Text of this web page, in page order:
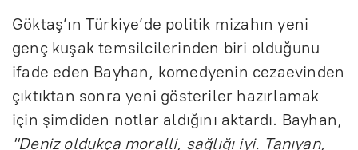
Göktaş’ın Türkiye’de politik mizahın yeni
genç kuşak temsilcilerinden biri olduğunu
ifade eden Bayhan, komedyenin cezaevinden
çıktıktan sonra yeni gösteriler hazırlamak
için şimdiden notlar aldığını aktardı. Bayhan,
"Deniz oldukça moralli, sağlığı iyi. Tanıyan,